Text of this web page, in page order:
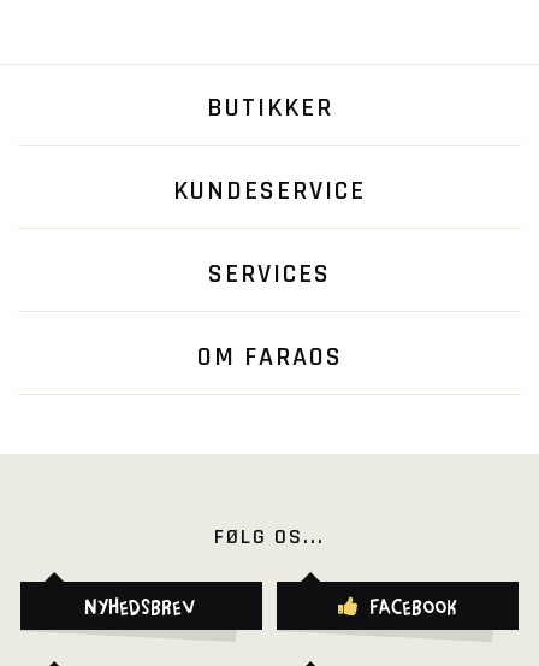
BUTIKKER
KUNDESERVICE
SERVICES
OM FARAOS
FØLG OS...
Nyhedsbrev Facebook